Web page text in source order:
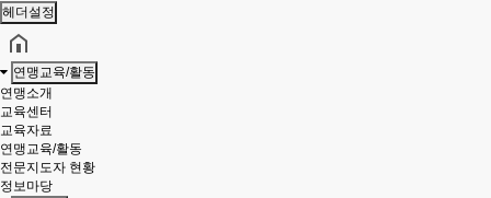
헤더설정
연맹교육/활동
연맹소개
교육센터
교육자료
연맹교육/활동
전문지도자 현황
정보마당